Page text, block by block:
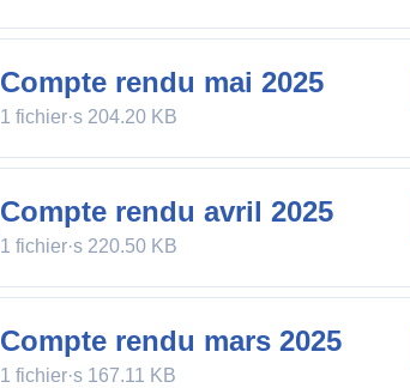
Compte rendu mai 2025
1 fichier·s 204.20 KB
Compte rendu avril 2025
1 fichier·s 220.50 KB
Compte rendu mars 2025
1 fichier·s 167.11 KB